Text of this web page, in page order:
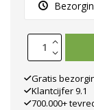
Gratis
Klantcijfer 9.1
700.000+